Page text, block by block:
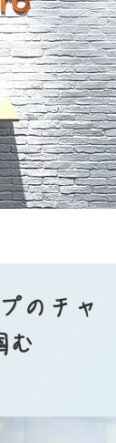
のチャ
む